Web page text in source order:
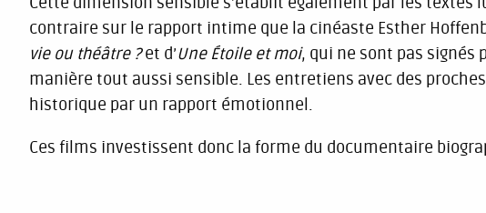
contraire sur le rapport intime que la cinéaste Esther
vie ou théâtre ?et d’Une Étoile et moi, qui ne sont pas signés
manière tout aussi sensible. Les entretiens avec des
historique par un rapport émotionnel.
Ces films investissent donc la forme du documentaire